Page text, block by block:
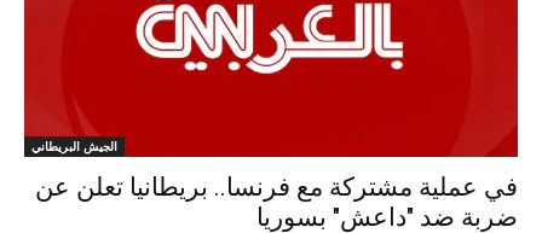
الجيش البريطاني
في عملية مشتركة مع فرنسا.. بريطانيا تعلن عن
ضربة ضد "داعش" بسوريا